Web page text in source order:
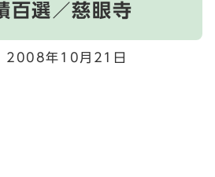
百選／慈眼寺
2008年10月21日